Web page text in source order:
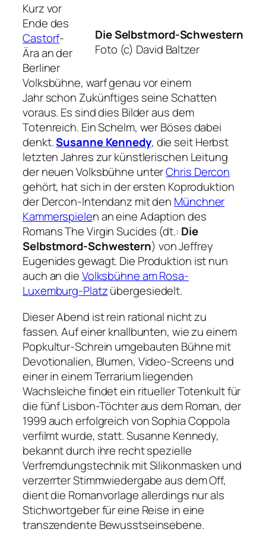
Die Selbstmord-Schwestern
Foto (c) David Baltzer
Kurz vor
Ende des
Castorf-
Ära an der
Berliner
Volksbühne, warf genau vor einem
Jahr schon Zukünftiges seine Schatten
voraus. Es sind dies Bilder aus dem
Totenreich. Ein Schelm, wer Böses dabei
denkt.Susanne Kennedy, die seit Herbst
letzten Jahres zur künstlerischen Leitung
der neuen Volksbühne unterChris Dercon
gehört, hat sich in der ersten Koproduktion
der Dercon-Intendanz mit den Münchner
Kammerspielen an eine Adaption des
RomansThe Virgin Sucides (dt.: Die
Selbstmord-Schwestern) von Jeffrey
Eugenides gewagt. Die Produktion ist nun
auch an dieVolksbühne am Rosa-
Luxemburg-Platzübergesiedelt.
Dieser Abend ist rein rational nicht zu
fassen. Auf einer knallbunten, wie zu einem
Popkultur-Schrein umgebauten Bühne mit
Devotionalien, Blumen, Video-Screens und
einer in einem Terrarium liegenden
Wachsleiche findet ein ritueller Totenkult für
die fünf Lisbon-Töchter aus dem Roman, der
1999 auch erfolgreich von Sophia Coppola
verfilmt wurde, statt. Susanne Kennedy,
bekannt durch ihre recht spezielle
Verfremdungstechnik mit Silikonmasken und
verzerrter Stimmwiedergabe aus dem Off,
dient die Romanvorlage allerdings nur als
Stichwortgeber für eine Reise in eine
transzendente Bewusstseinsebene.